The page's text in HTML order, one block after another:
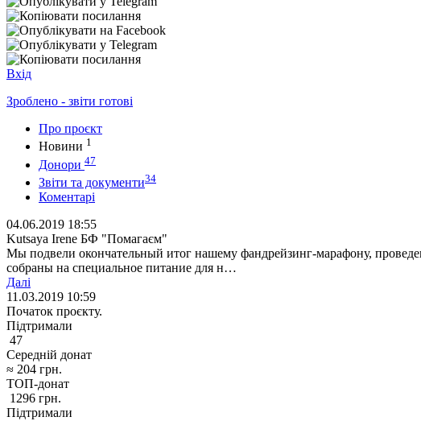
Вхід
Зроблено - звіти готові
Про проєкт
Новини 1
Донори 47
Звіти та документи34
Коментарі
04.06.2019 18:55
Kutsaya Irene БФ "Помагаєм"
Мы подвели окончательный итог нашему фандрейзинг-марафону,
собраны на специальное питание для н…
Далі
11.03.2019 10:59
Початок проєкту.
Підтримали
47
Середній донат
≈ 204 грн.
ТОП-донат
1296 грн.
Підтримали